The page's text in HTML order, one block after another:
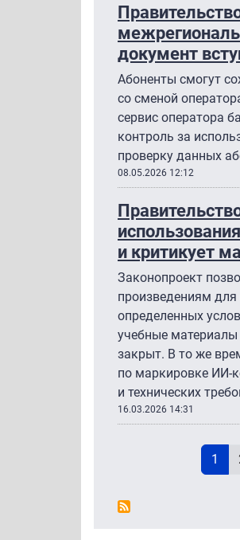
документ
Абоненты смогут
со сменой
сервис оператора
контроль за
проверку данных
08.05.2026 12:12
и критикует
Законопроект
произведениям для
определенных
учебные
закрыт. В то же
по маркировке ИИ-
и технических
16.03.2026 14:31
1